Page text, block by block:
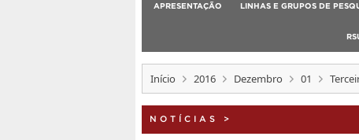
APRESENTAÇÃO LINHAS E GRUPOS DE
Início 2016 Dezembro 01
NOTÍCIAS >